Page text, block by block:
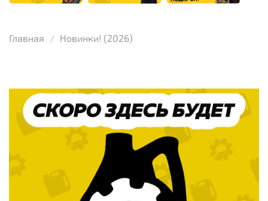
Главная Новинки! (2026)